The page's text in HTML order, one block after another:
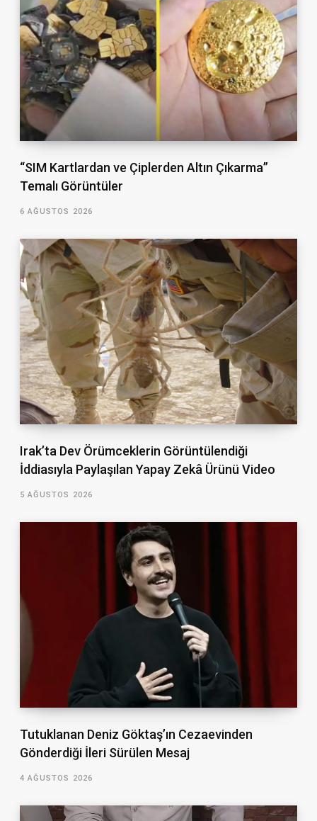
“SIM Kartlardan ve Çiplerden Altın Çıkarma”
Temalı Görüntüler
6 AĞUSTOS 2026
Irak’ta Dev Örümceklerin Görüntülendiği
İddiasıyla Paylaşılan Yapay Zekâ Ürünü Video
5 AĞUSTOS 2026
Tutuklanan Deniz Göktaş’ın Cezaevinden
Gönderdiği İleri Sürülen Mesaj
4 AĞUSTOS 2026